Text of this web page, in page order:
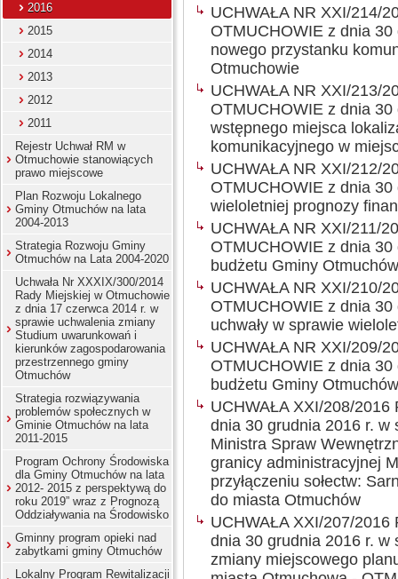
2016
2015
2014
2013
2012
2011
Rejestr Uchwał RM w
Otmuchowie stanowiących
prawo miejscowe
Plan Rozwoju Lokalnego
Gminy Otmuchów na lata
2004-2013
Strategia Rozwoju Gminy
Otmuchów na Lata 2004-2020
Uchwała Nr XXXIX/300/2014
Rady Miejskiej w Otmuchowie
z dnia 17 czerwca 2014 r. w
sprawie uchwalenia zmiany
Studium uwarunkowań i
kierunków zagospodarowania
przestrzennego gminy
Otmuchów
Strategia rozwiązywania
problemów społecznych w
Gminie Otmuchów na lata
2011-2015
Program Ochrony Środowiska
dla Gminy Otmuchów na lata
2012- 2015 z perspektywą do
roku 2019” wraz z Prognozą
Oddziaływania na Środowisko
Gminny program opieki nad
zabytkami gminy Otmuchów
Lokalny Program Rewitalizacji
UCHWAŁA NR XXI/214/
OTMUCHOWIE z dnia
nowego przystanku
Otmuchowie
UCHWAŁA NR XXI/213/
OTMUCHOWIE z dnia
wstępnego miejsca
komunikacyjnego w
UCHWAŁA NR XXI/212/
OTMUCHOWIE z dnia
wieloletniej prognozy
UCHWAŁA NR XXI/211/
OTMUCHOWIE z dnia
budżetu Gminy
UCHWAŁA NR XXI/210/
OTMUCHOWIE z dnia
uchwały w sprawie
UCHWAŁA NR XXI/209/
OTMUCHOWIE z dnia
budżetu Gminy
UCHWAŁA XXI/208/
dnia 30 grudnia 2016 r. w
Ministra Spraw
granicy administracyjnej
przyłączeniu sołectw:
do miasta Otmuchów
UCHWAŁA XXI/207/
dnia 30 grudnia 2016 r. w
zmiany miejscowego